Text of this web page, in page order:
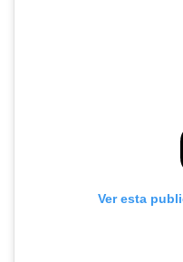
Ver esta